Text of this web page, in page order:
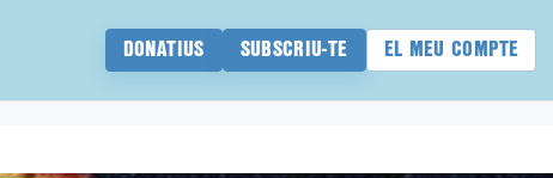
DONATIUS SUBSCRIU-TE EL MEU COMPTE